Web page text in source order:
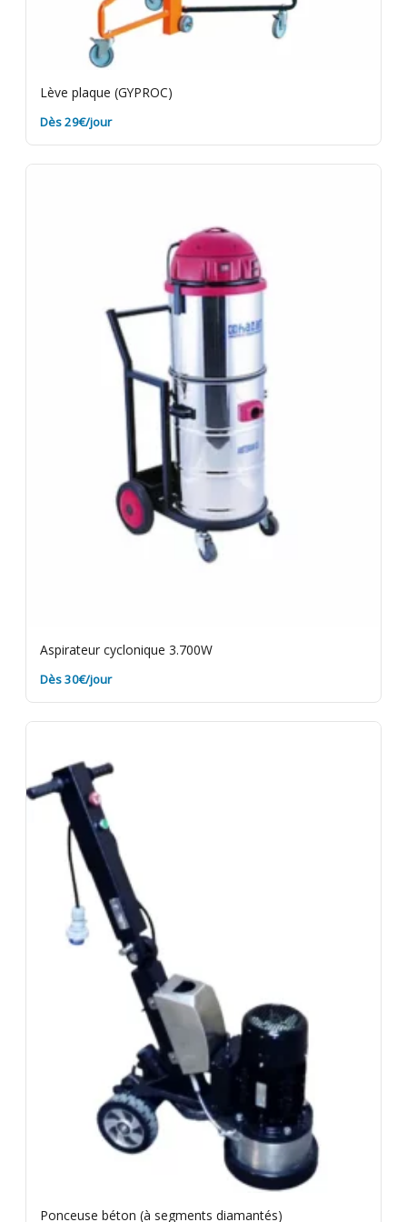
Lève plaque (GYPROC)
Dès 29€/jour
Aspirateur cyclonique 3.700W
Dès 30€/jour
Ponceuse béton (à segments diamantés)